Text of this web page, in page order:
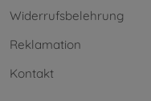
Widerrufsbelehrung
Reklamation
Kontakt